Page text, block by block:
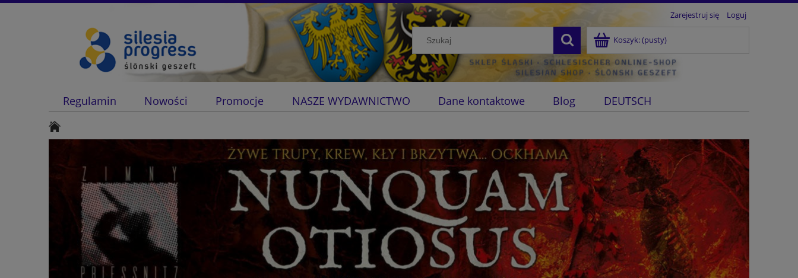
Zarejestruj się Loguj
Koszyk:(pusty)
Regulamin Nowości Promocje NASZE WYDAWNICTWO Dane kontaktowe Blog DEUTSCH